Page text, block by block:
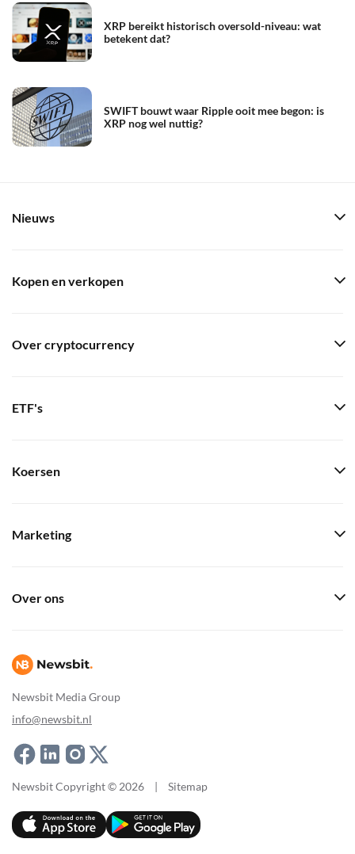
XRP bereikt historisch oversold-niveau: wat
betekent dat?
SWIFT bouwt waar Ripple ooit mee begon: is
XRP nog wel nuttig?
Newsbit Media Group
info@newsbit.nl
Nieuws
Kopen en verkopen
Over cryptocurrency
ETF's
Koersen
Marketing
Over ons
Newsbit Copyright © 2026 | Sitemap